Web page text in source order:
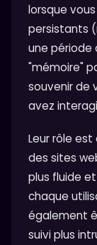
lorsque
persistants
une période
"mémoire"
souvenir de
avez
Leur rôle
des sites
plus fluide
chaque
également
suivi plus